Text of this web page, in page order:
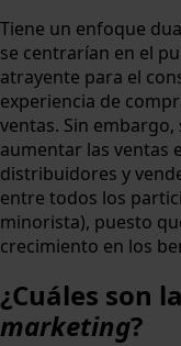
Tiene un enfoque
se centrarían en el
atrayente para el
experiencia de
ventas. Sin embargo,
aumentar las ventas
distribuidores y
entre todos los
minorista), puesto
crecimiento en los
¿Cuáles son
marketing?